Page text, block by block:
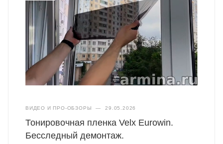
ВИДЕО И ПРО-ОБЗОРЫ — 29.05.2026
Тонировочная пленка Velx Eurowin.
Бесследный демонтаж.